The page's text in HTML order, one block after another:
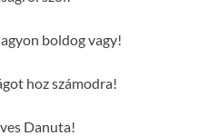
boldog vagy!
hoz számodra!
Danuta!